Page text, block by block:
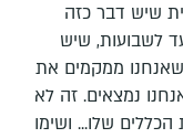
שיש דבר כזה
לשבועות, שיש
ממקמים את
נמצאים. זה לא
שלו... ושימו